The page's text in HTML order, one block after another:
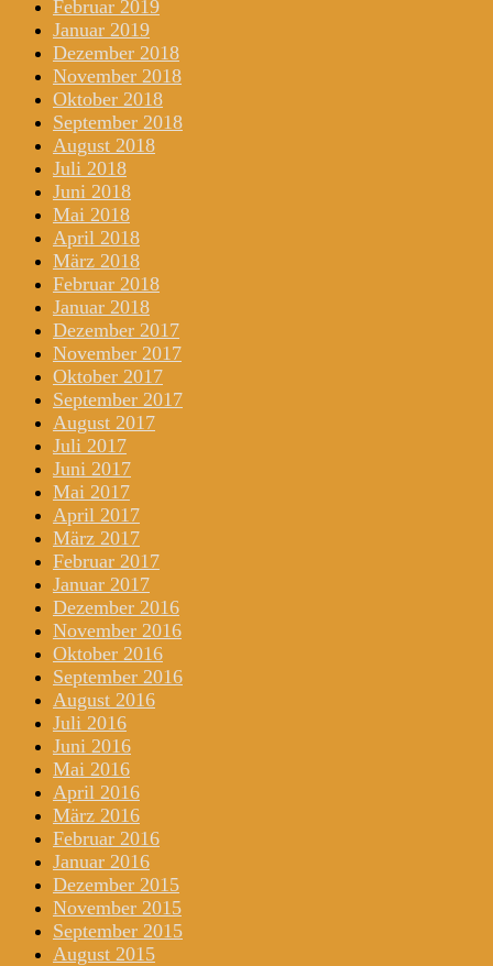
Februar 2019
Januar 2019
Dezember 2018
November 2018
Oktober 2018
September 2018
August 2018
Juli 2018
Juni 2018
Mai 2018
April 2018
März 2018
Februar 2018
Januar 2018
Dezember 2017
November 2017
Oktober 2017
September 2017
August 2017
Juli 2017
Juni 2017
Mai 2017
April 2017
März 2017
Februar 2017
Januar 2017
Dezember 2016
November 2016
Oktober 2016
September 2016
August 2016
Juli 2016
Juni 2016
Mai 2016
April 2016
März 2016
Februar 2016
Januar 2016
Dezember 2015
November 2015
September 2015
August 2015